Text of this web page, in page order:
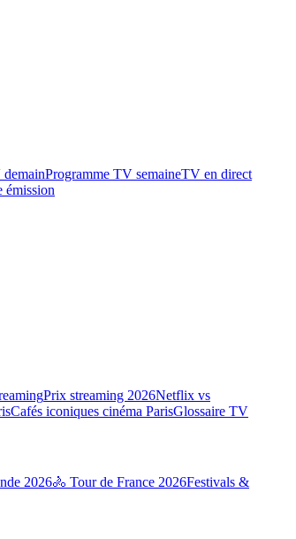
Programme TV semaineTV en direct
émission
Prix streaming 2026Netflix vs
Cafés iconiques cinéma ParisGlossaire TV
2026🚴 Tour de France 2026Festivals &